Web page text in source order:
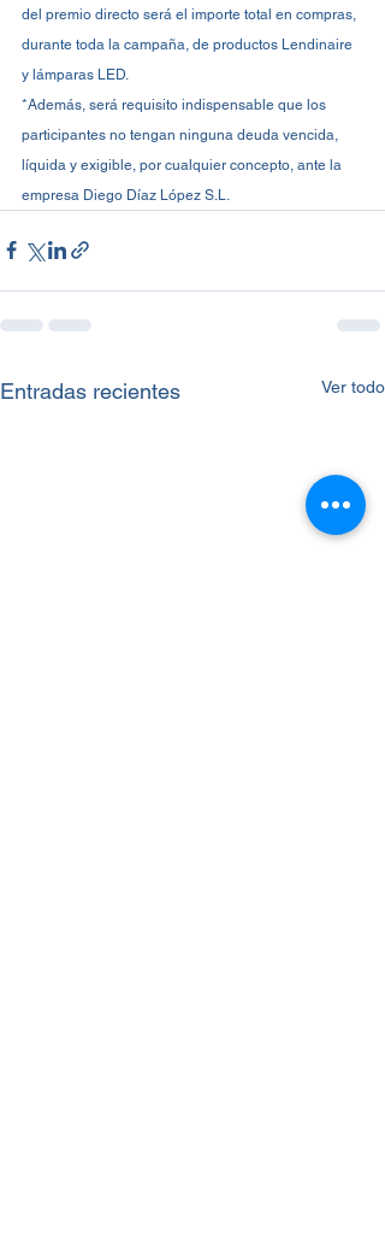
del premio directo será el importe total en compras,
durante toda la campaña, de productos Lendinaire
y lámparas LED.
*Además, será requisito indispensable que los
participantes no tengan ninguna deuda vencida,
líquida y exigible, por cualquier concepto, ante la
empresa Diego Díaz López S.L.
Entradas recientes Ver todo